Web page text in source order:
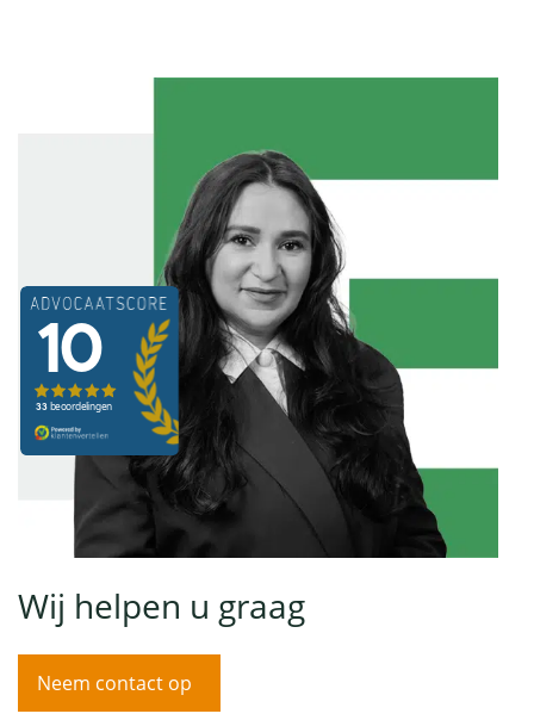
Wij helpen u graag
Neem contact op